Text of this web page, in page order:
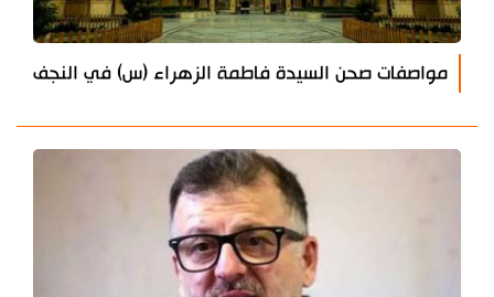
مواصفات صحن السيدة فاطمة الزهراء (س) في النجف